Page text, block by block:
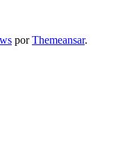
porThemeansar.